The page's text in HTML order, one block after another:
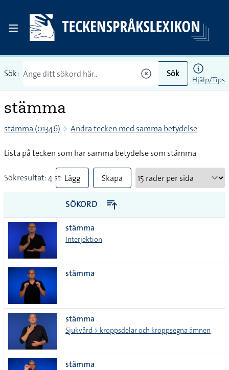
Sök: Sök
Hjälp/Tips
stämma
stämma (01346) Andra tecken med samma betydelse
Lista på tecken som har samma betydelse som stämma
Sökresultat: 4 st Lägg
till
alla i
lista
Skapa
PDF
SÖKORD
stämma
Interjektion
stämma
stämma
Sjukvård > kroppsdelar och kroppsegna ämnen
stämma